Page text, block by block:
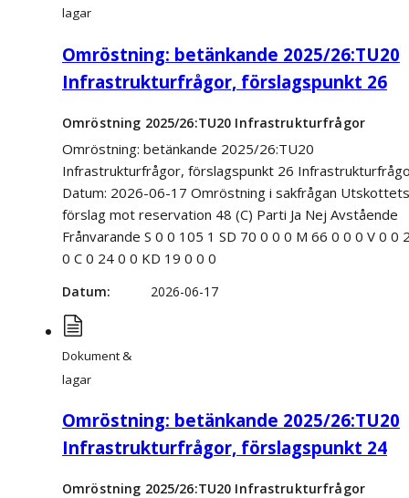
lagar
Omröstning: betänkande 2025/26:TU20
Infrastrukturfrågor, förslagspunkt 26
Omröstning 2025/26:TU20 Infrastrukturfrågor
Omröstning: betänkande 2025/26:TU20
Infrastrukturfrågor, förslagspunkt 26
Datum: 2026-06-17 Omröstning i sakfrågan Utskottets
förslag mot reservation 48 (C) Parti Ja Nej Avstående
Frånvarande S 0 0 105 1 SD 70 0 0 0 M 66 0 0 0 V 0 0
0 C 0 24 0 0 KD 19 0 0 0
Datum 2026-06-17
Dokument &
lagar
Omröstning: betänkande 2025/26:TU20
Infrastrukturfrågor, förslagspunkt 24
Omröstning 2025/26:TU20 Infrastrukturfrågor